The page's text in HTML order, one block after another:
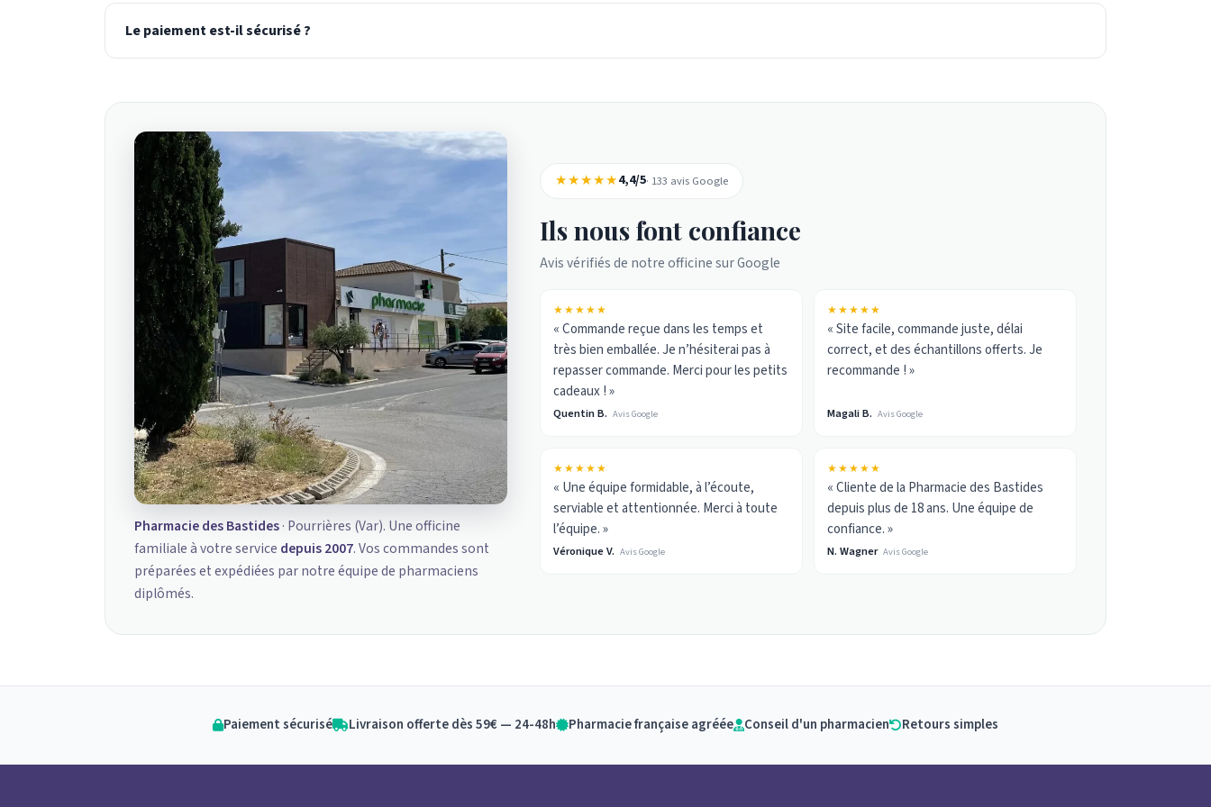
Le paiement est-il sécurisé ?
Pharmacie des Bastides· Pourrières (Var). Une officine
familiale à votre service depuis 2007. Vos commandes sont
préparées et expédiées par notre équipe de pharmaciens
diplômés.
★★★★★4,4/5· 133 avis Google
Ils nous font confiance
Avis vérifiés de notre officine sur Google
★★★★★
« Commande reçue dans les temps et
très bien emballée. Je n’hésiterai pas à
repasser commande. Merci pour les petits
cadeaux ! »
Quentin B. Avis Google
★★★★★
« Site facile, commande juste, délai
correct, et des échantillons offerts. Je
recommande ! »
Magali B. Avis Google
★★★★★
« Une équipe formidable, à l’écoute,
serviable et attentionnée. Merci à toute
l’équipe. »
Véronique V. Avis Google
★★★★★
« Cliente de la Pharmacie des Bastides
depuis plus de 18 ans. Une équipe de
confiance. »
N. Wagner Avis Google
Paiement sécurisé Livraison offerte dès 59€ — 24-48h Pharmacie française agréée Conseil d'un pharmacien Retours simples